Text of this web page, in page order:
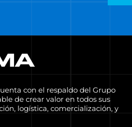
con el respaldo del Grupo
de crear valor en todos sus
logística, comercialización, y